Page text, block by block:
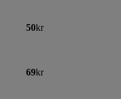
50kr
69kr